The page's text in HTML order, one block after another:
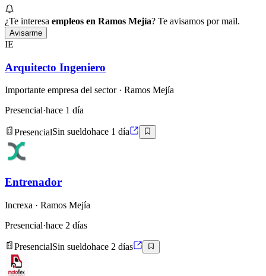
¿Te interesa empleos en Ramos Mejía? Te avisamos por mail.
Avisarme
IE
Arquitecto Ingeniero
Importante empresa del sector· Ramos Mejía
Presencial·hace 1 día
PresencialSin sueldohace 1 día
Entrenador
Increxa · Ramos Mejía
Presencial·hace 2 días
PresencialSin sueldohace 2 días